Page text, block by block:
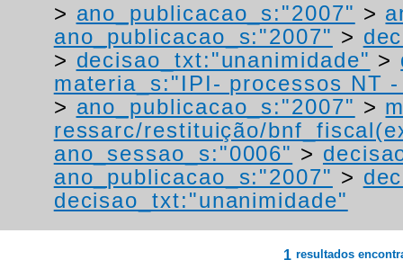
> ano_publicacao_s:"2007" >
ano_publicacao_s:"2007" >
> decisao_txt:"unanimidade" >
materia_s:"IPI- processos NT
> ano_publicacao_s:"2007" >
ressarc/restituição/
ano_sessao_s:"0006" >
ano_publicacao_s:"2007" >
decisao_txt:"unanimidade"
1 resultados